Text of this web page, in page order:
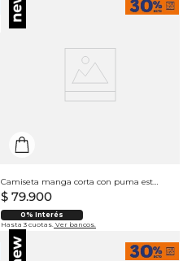
Camiseta manga corta con puma estampado para hombre
$ 79.900
0% Interés
Hasta 3 cuotas. Ver bancos.